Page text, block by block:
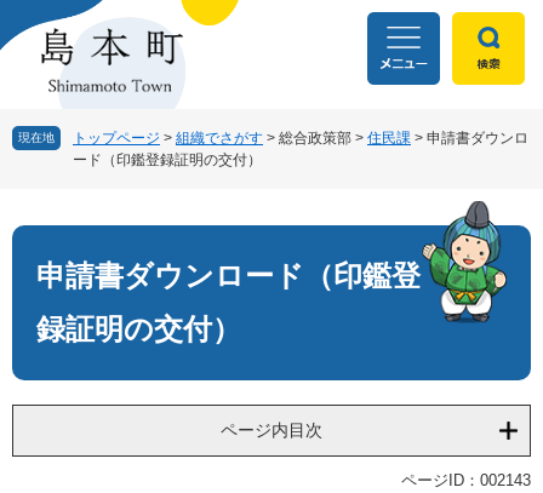
ー
ニ
本
現在地 トップページ > 組織でさがす > 総合政策部 > 住民課 > 申請書ダウンロ
ード（印鑑登録証明の交付）
文
申請書ダウンロード（印鑑登
録証明の交付）
ページ内目次
ページID：002143